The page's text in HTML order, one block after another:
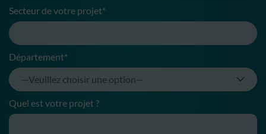
Secteur de votre projet*
Département*
Quel est votre projet ?